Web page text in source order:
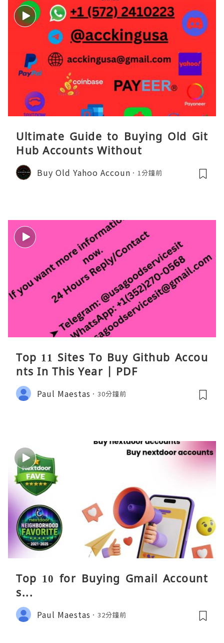
Ultimate Guide to Buying Old Git
Hub Accounts Without
Buy Old Yahoo Accoun 1分鐘前
Top 11 Sites To Buy Github Accou
nts In This Year | PDF
Paul Maestas 30分鐘前
Top 10 for Buying Gmail Account
s...
Paul Maestas 32分鐘前